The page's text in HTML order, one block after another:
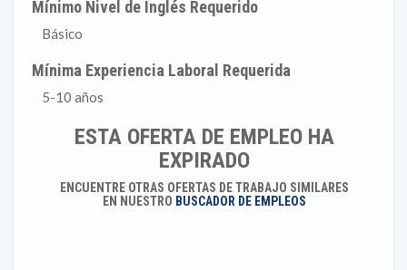
Mínimo Nivel de Inglés Requerido
Básico
Mínima Experiencia Laboral Requerida
5-10 años
ESTA OFERTA DE EMPLEO HA
EXPIRADO
ENCUENTRE OTRAS OFERTAS DE TRABAJO SIMILARES
EN NUESTRO BUSCADOR DE EMPLEOS